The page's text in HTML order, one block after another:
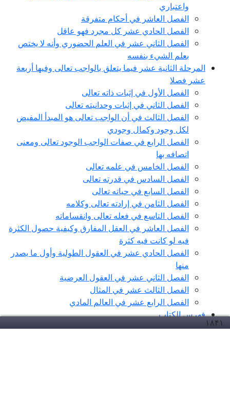
واعتباري
الفصل العاشر في أحكام متفرقة
الفصل الحادي عشر كل مجرد فهو عاقل
الفصل الثاني عشر في العلم الحضوري وأنه لا يختص
بعلم الشيء بنفسه
المرحلة الثانية عشر فيما يتعلق بالواجب تعالى وفيها أربعة
عشر فصلا
الفصل الأول في إثبات ذاته تعالى
الفصل الثاني في إثبات وحدانيته تعالى
الفصل الثالث في أن الواجب تعالى هو المبدأ المفيض
لكل وجود وكمال وجودي
الفصل الرابع في صفات الواجب الوجود تعالى ومعنى
اتصافه بها
الفصل الخامس في علمه تعالى
الفصل السادس في قدرته تعالى
الفصل السابع في حياته تعالى
الفصل الثامن في إرادته تعالى وكلامه
الفصل التاسع في فعله تعالى وانقساماته
الفصل العاشر في العقل المفارق وكيفية حصول الكثرة
فيه لو كانت فيه كثرة
الفصل الحادي عشر في العقول الطولية وأول ما يصدر
منها
الفصل الثاني عشر في العقول العرضية
الفصل الثالث عشر في المثال
الفصل الرابع عشر في العالم المادي
فهرس الكتاب
۱۸۴۱